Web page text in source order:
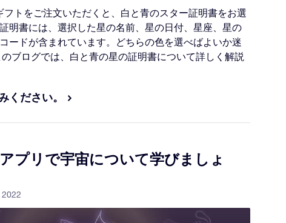
フトをご注文いただくと、白と青のスター証明書をお選
明書には、選択した星の名前、星の日付、星座、星の
ードが含まれています。どちらの色を選べばよいか迷
ブログでは、白と青の星の証明書について詳しく解説
ください。
プリで宇宙について学びましょ